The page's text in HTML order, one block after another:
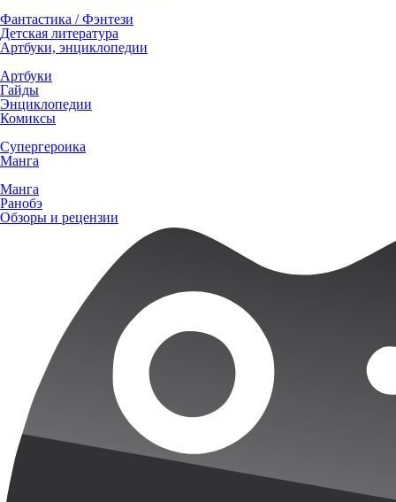
Фантастика / Фэнтези
Детская литература
Артбуки, энциклопедии
Артбуки
Гайды
Энциклопедии
Комиксы
Супергероика
Манга
Манга
Ранобэ
Обзоры и рецензии